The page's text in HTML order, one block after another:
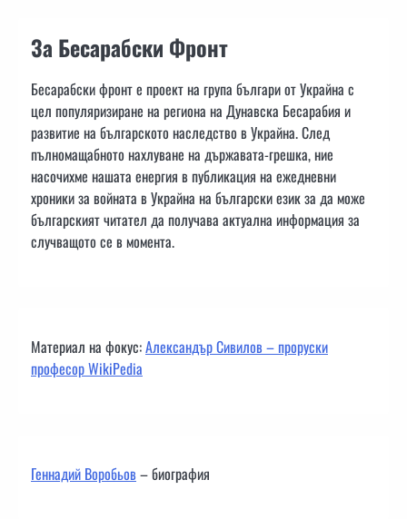
За Бесарабски Фронт
Бесарабски фронт е проект на група българи от Украйна с
цел популяризиране на региона на Дунавска Бесарабия и
развитие на българското наследство в Украйна. След
пълномащабното нахлуване на държавата-грешка, ние
насочихме нашата енергия в публикация на ежедневни
хроники за войната в Украйна на български език за да може
българският читател да получава актуална информация за
случващото се в момента.
Материал на фокус:Александър Сивилов – проруски
професор WikiPedia
Геннадий Воробьов– биография